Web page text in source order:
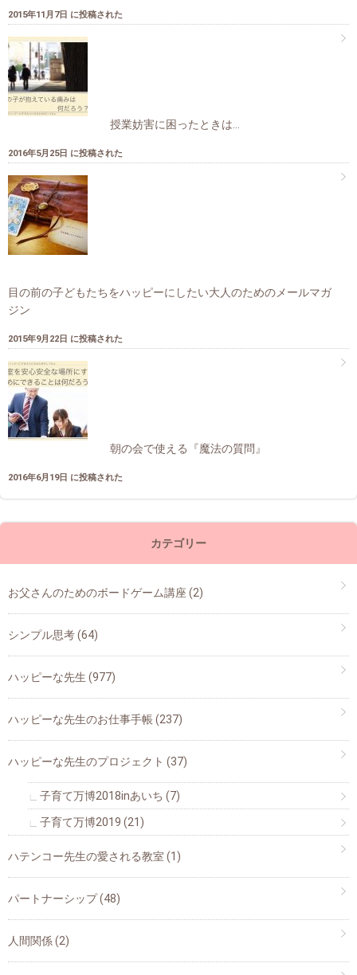
2015年11月7日 に投稿された
授業妨害に困ったときは…
2016年5月25日 に投稿された
目の前の子どもたちをハッピーにしたい大人のためのメールマガ
ジン
2015年9月22日 に投稿された
朝の会で使える『魔法の質問』
2016年6月19日 に投稿された
カテゴリー
お父さんのためのボードゲーム講座 (2)
シンプル思考(64)
ハッピーな先生 (977)
ハッピーな先生のお仕事手帳 (237)
ハッピーな先生のプロジェクト (37)
子育て万博2018inあいち (7)
子育て万博2019 (21)
ハテンコー先生の愛される教室 (1)
パートナーシップ(48)
人間関係(2)